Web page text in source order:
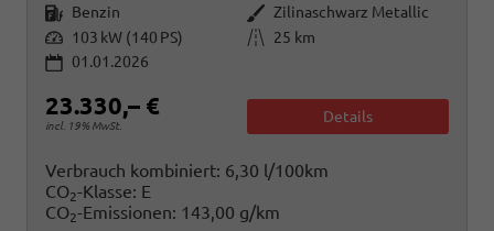
Kraftstoff Benzin Außenfarbe Zilinaschwarz Metallic
Leistung 103 kW (140 PS) Kilometerstand
25 km
01.01.2026
23.330,– €
incl. 19% MwSt.
Details
Verbrauch kombiniert: 6,30 l/100km
CO2-Klasse: E
CO2-Emissionen: 143,00 g/km